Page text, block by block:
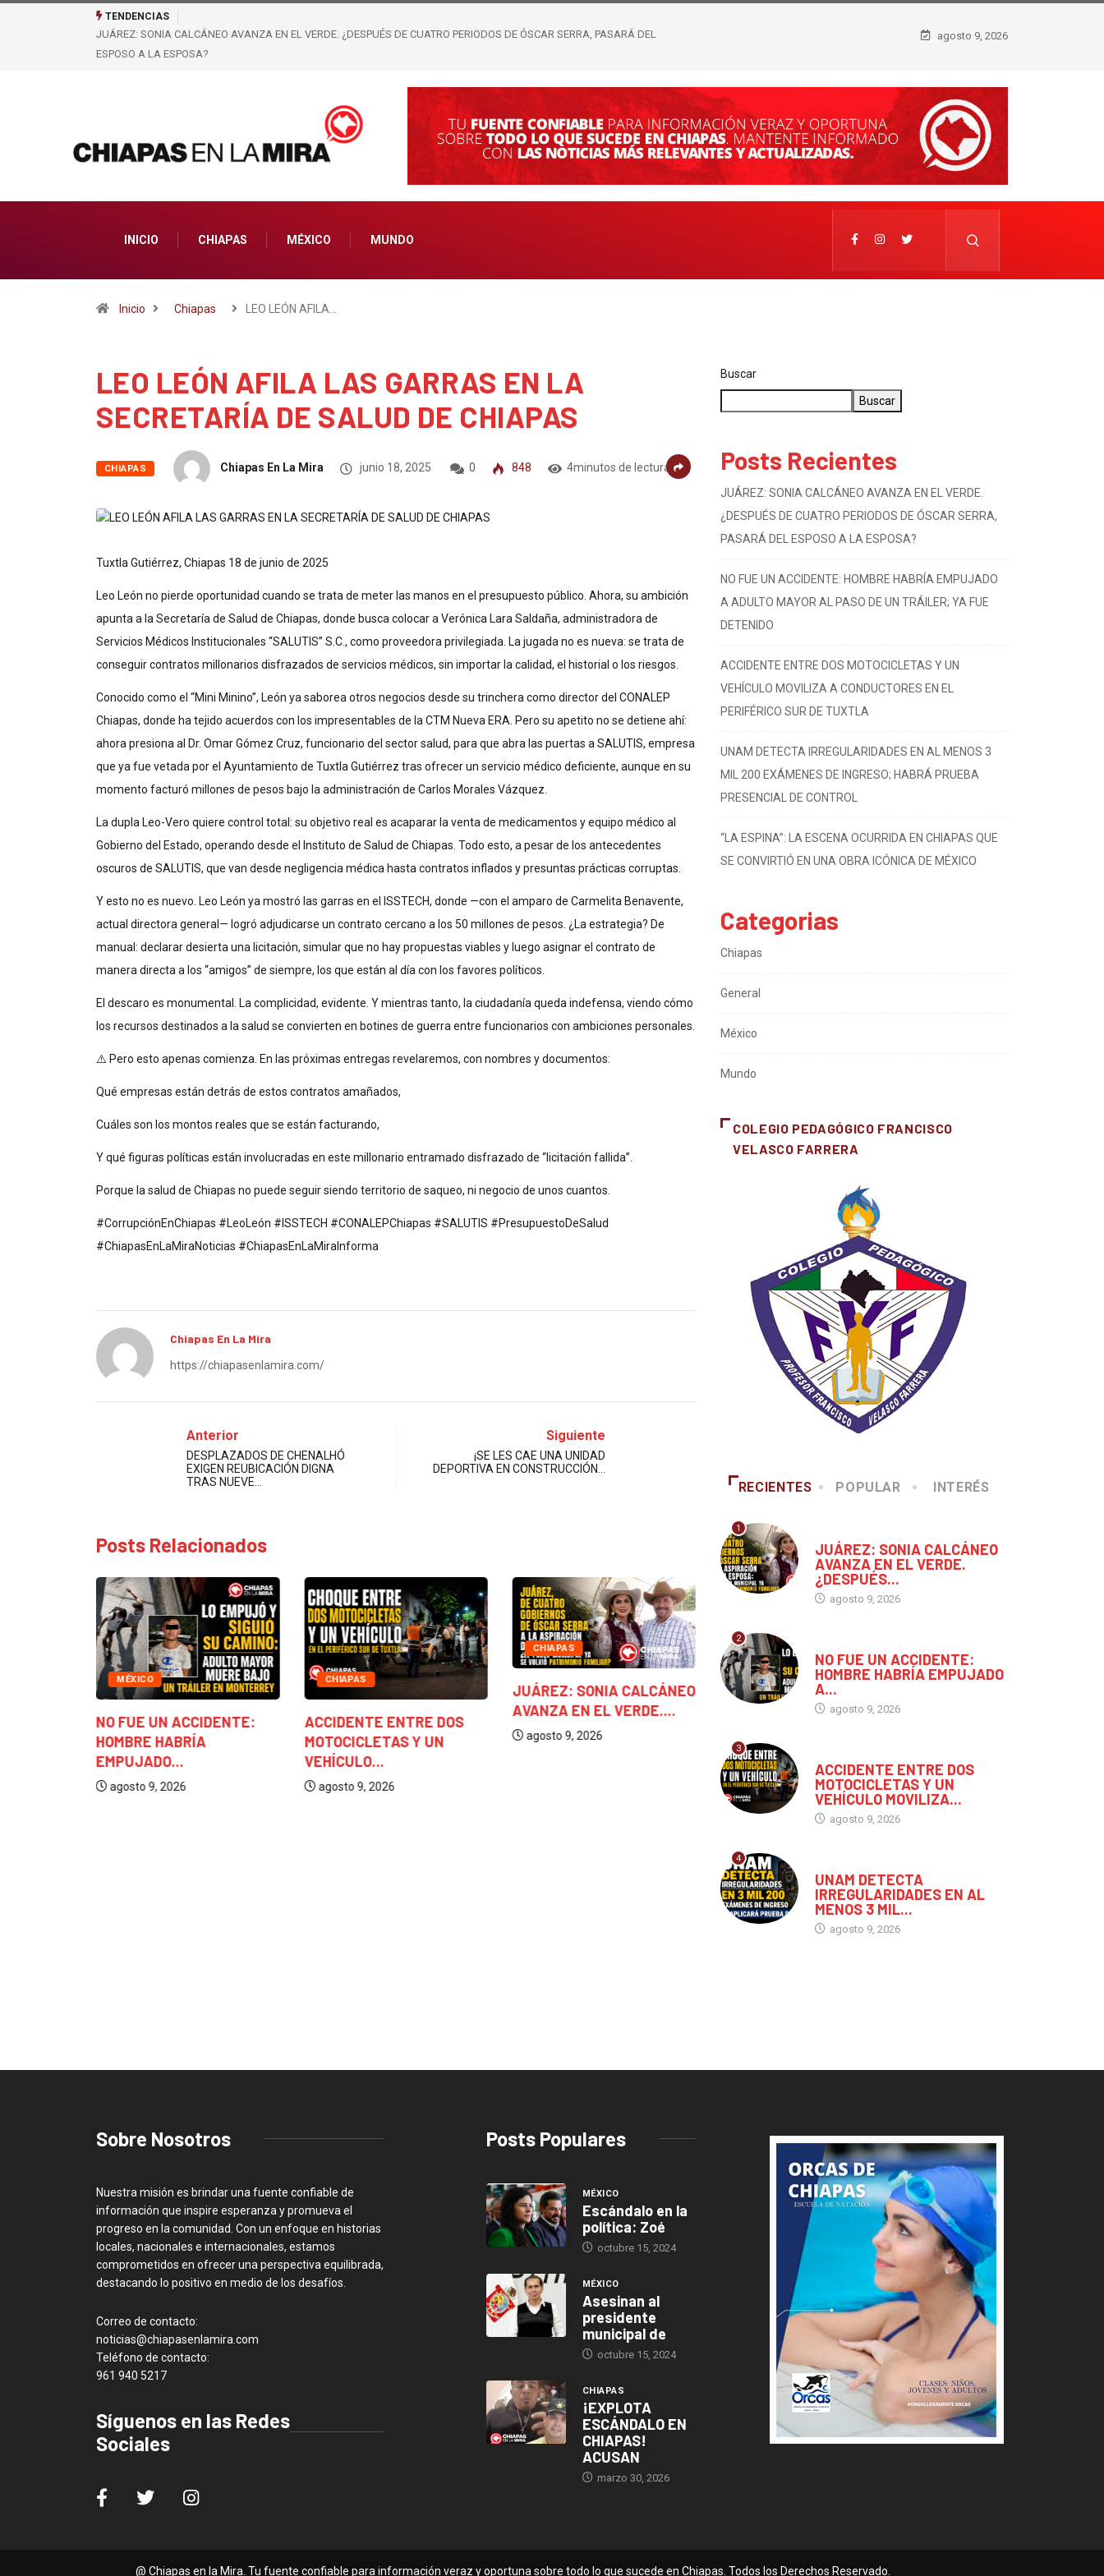
TENDENCIAS
DE ÓSCAR SERRA, PASARÁ DEL NO FUE UN ACCIDENTE: HOMBRE HABRÍA EMPUJADO A ADULTO MAYOR AL PASO DE UN TRÁILER; YA FUE DETENIDO agosto 9, 2026
INICIO CHIAPAS MÉXICO MUNDO
Inicio Chiapas LEO LEÓN AFILA…
LEO LEÓN AFILA LAS GARRAS EN LA
SECRETARÍA DE SALUD DE CHIAPAS
CHIAPAS Chiapas En La Mira junio 18, 2025 0 848 4minutos de lectura
Tuxtla Gutiérrez, Chiapas 18 de junio de 2025
Leo León no pierde oportunidad cuando se trata de meter las manos en el presupuesto público. Ahora, su ambición
apunta a la Secretaría de Salud de Chiapas, donde busca colocar a Verónica Lara Saldaña, administradora de
Servicios Médicos Institucionales “SALUTIS” S.C., como proveedora privilegiada. La jugada no es nueva: se trata de
conseguir contratos millonarios disfrazados de servicios médicos, sin importar la calidad, el historial o los riesgos.
Conocido como el “Mini Minino”, León ya saborea otros negocios desde su trinchera como director del CONALEP
Chiapas, donde ha tejido acuerdos con los impresentables de la CTM Nueva ERA. Pero su apetito no se detiene ahí:
ahora presiona al Dr. Omar Gómez Cruz, funcionario del sector salud, para que abra las puertas a SALUTIS, empresa
que ya fue vetada por el Ayuntamiento de Tuxtla Gutiérrez tras ofrecer un servicio médico deficiente, aunque en su
momento facturó millones de pesos bajo la administración de Carlos Morales Vázquez.
La dupla Leo-Vero quiere control total: su objetivo real es acaparar la venta de medicamentos y equipo médico al
Gobierno del Estado, operando desde el Instituto de Salud de Chiapas. Todo esto, a pesar de los antecedentes
oscuros de SALUTIS, que van desde negligencia médica hasta contratos inflados y presuntas prácticas corruptas.
Y esto no es nuevo. Leo León ya mostró las garras en el ISSTECH, donde —con el amparo de Carmelita Benavente,
actual directora general— logró adjudicarse un contrato cercano a los 50 millones de pesos. ¿La estrategia? De
manual: declarar desierta una licitación, simular que no hay propuestas viables y luego asignar el contrato de
manera directa a los “amigos” de siempre, los que están al día con los favores políticos.
El descaro es monumental. La complicidad, evidente. Y mientras tanto, la ciudadanía queda indefensa, viendo cómo
los recursos destinados a la salud se convierten en botines de guerra entre funcionarios con ambiciones personales.
⚠️ Pero esto apenas comienza. En las próximas entregas revelaremos, con nombres y documentos:
Qué empresas están detrás de estos contratos amañados,
Cuáles son los montos reales que se están facturando,
Y qué figuras políticas están involucradas en este millonario entramado disfrazado de “licitación fallida”.
Porque la salud de Chiapas no puede seguir siendo territorio de saqueo, ni negocio de unos cuantos.
#CorrupciónEnChiapas #LeoLeón #ISSTECH #CONALEPChiapas #SALUTIS #PresupuestoDeSalud
#ChiapasEnLaMiraNoticias #ChiapasEnLaMiraInforma
Chiapas En La Mira
https://chiapasenlamira.com/
Anterior
DESPLAZADOS DE CHENALHÓ
EXIGEN REUBICACIÓN DIGNA
TRAS NUEVE…
Siguiente
¡SE LES CAE UNA UNIDAD
DEPORTIVA EN CONSTRUCCIÓN…
Posts Relacionados
MÉXICO
NO FUE UN ACCIDENTE:
HOMBRE HABRÍA
EMPUJADO...
agosto 9, 2026
CHIAPAS
ACCIDENTE ENTRE DOS
MOTOCICLETAS Y UN
VEHÍCULO...
agosto 9, 2026
CHIAPAS
JUÁREZ: SONIA CALCÁNEO
AVANZA EN EL VERDE....
agosto 9, 2026
MÉXICO
NO FUE UN ACCIDENTE:
HOMBRE HABRÍA
EMPUJADO...
agosto 9, 2026
CHIAPAS
VEHÍCULO...
agosto 9, 2026
Buscar
Buscar
Posts Recientes
JUÁREZ: SONIA CALCÁNEO AVANZA EN EL VERDE.
¿DESPUÉS DE CUATRO PERIODOS DE ÓSCAR SERRA,
PASARÁ DEL ESPOSO A LA ESPOSA?
NO FUE UN ACCIDENTE: HOMBRE HABRÍA EMPUJADO
A ADULTO MAYOR AL PASO DE UN TRÁILER; YA FUE
DETENIDO
ACCIDENTE ENTRE DOS MOTOCICLETAS Y UN
VEHÍCULO MOVILIZA A CONDUCTORES EN EL
PERIFÉRICO SUR DE TUXTLA
UNAM DETECTA IRREGULARIDADES EN AL MENOS 3
MIL 200 EXÁMENES DE INGRESO; HABRÁ PRUEBA
PRESENCIAL DE CONTROL
“LA ESPINA”: LA ESCENA OCURRIDA EN CHIAPAS QUE
SE CONVIRTIÓ EN UNA OBRA ICÓNICA DE MÉXICO
Categorias
Chiapas
General
México
Mundo
COLEGIO PEDAGÓGICO FRANCISCO
VELASCO FARRERA
RECIENTES POPULAR INTERÉS
1
JUÁREZ: SONIA CALCÁNEO
AVANZA EN EL VERDE.
¿DESPUÉS...
agosto 9, 2026
2
NO FUE UN ACCIDENTE:
HOMBRE HABRÍA EMPUJADO
A...
agosto 9, 2026
3
ACCIDENTE ENTRE DOS
MOTOCICLETAS Y UN
VEHÍCULO MOVILIZA...
agosto 9, 2026
4
UNAM DETECTA
IRREGULARIDADES EN AL
MENOS 3 MIL...
agosto 9, 2026
Sobre Nosotros
Nuestra misión es brindar una fuente confiable de
información que inspire esperanza y promueva el
progreso en la comunidad. Con un enfoque en historias
locales, nacionales e internacionales, estamos
comprometidos en ofrecer una perspectiva equilibrada,
destacando lo positivo en medio de los desafíos.
Correo de contacto:
noticias@chiapasenlamira.com
Teléfono de contacto:
961 940 5217
Síguenos en las Redes
Sociales
Posts Populares
MÉXICO
Escándalo en la
política: Zoé
octubre 15, 2024
MÉXICO
Asesinan al
presidente
municipal de
octubre 15, 2024
CHIAPAS
¡EXPLOTA
ESCÁNDALO EN
CHIAPAS!
ACUSAN
marzo 30, 2026
@ Chiapas en la Mira. Tu fuente confiable para información veraz y oportuna sobre todo lo que sucede en Chiapas. Todos los Derechos Reservado.